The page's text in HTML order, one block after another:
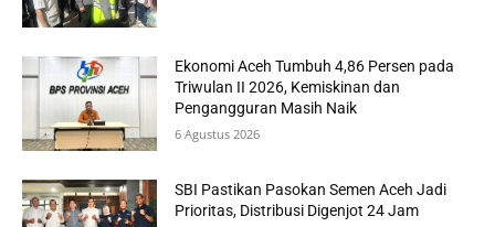
Ekonomi Aceh Tumbuh 4,86 Persen pada
Triwulan II 2026, Kemiskinan dan
Pengangguran Masih Naik
6 Agustus 2026
SBI Pastikan Pasokan Semen Aceh Jadi
Prioritas, Distribusi Digenjot 24 Jam